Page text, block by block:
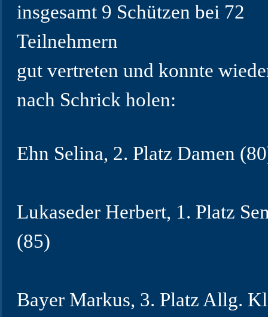
insgesamt 9 Schützen bei 72
Teilnehmern
gut vertreten und konnte
nach Schrick holen:
Ehn Selina, 2. Platz Damen
Lukaseder Herbert, 1. Platz
(85)
Bayer Markus, 3. Platz Allg.